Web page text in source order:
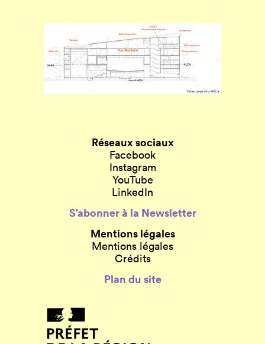
Réseaux sociaux
Facebook
Instagram
YouTube
LinkedIn
S’abonner à la Newsletter
Mentions légales
Mentions légales
Crédits
Plan du site